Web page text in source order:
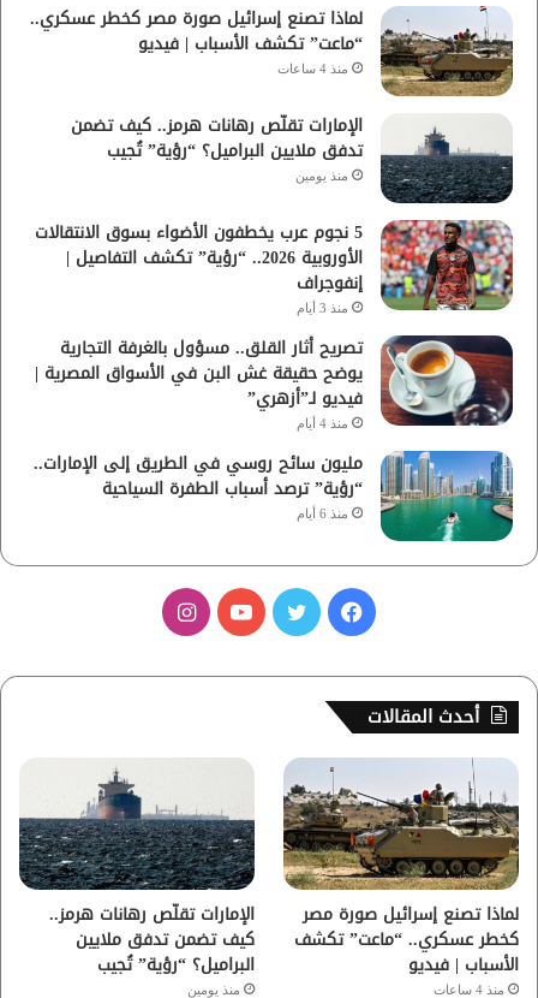
لماذا تصنع إسرائيل صورة مصر كخطر عسكري..
“ماعت” تكشف الأسباب | فيديو
منذ 4 ساعات
الإمارات تقلّص رهانات هرمز.. كيف تضمن
تدفق ملايين البراميل؟ “رؤية” تُجيب
منذ يومين
5 نجوم عرب يخطفون الأضواء بسوق الانتقالات
الأوروبية 2026.. “رؤية” تكشف التفاصيل |
إنفوجراف
منذ 3 أيام
تصريح أثار القلق.. مسؤول بالغرفة التجارية
يوضح حقيقة غش البن في الأسواق المصرية |
فيديو لـ”أزهري”
منذ 4 أيام
مليون سائح روسي في الطريق إلى الإمارات..
“رؤية” ترصد أسباب الطفرة السياحية
منذ 6 أيام
س
ب
و
ك
ر
ي
و
ب
ت
ق
ر
ا
م
أحدث المقالات
لماذا تصنع إسرائيل صورة مصر
كخطر عسكري.. “ماعت” تكشف
الأسباب | فيديو
منذ 4 ساعات
الإمارات تقلّص رهانات هرمز..
كيف تضمن تدفق ملايين
البراميل؟ “رؤية” تُجيب
منذ يومين